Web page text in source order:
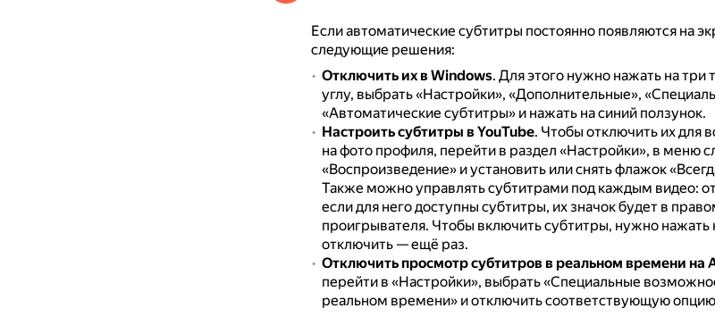
Если автоматические субтитры постоянно появляются на
следующие решения:
Отключить их в Windows. Для этого нужно нажать на три
углу, выбрать «Настройки», «Дополнительные»,
«Автоматические субтитры» и нажать на синий ползунок.
Настроить субтитры в YouTube. Чтобы отключить их для
на фото профиля, перейти в раздел «Настройки», в меню
«Воспроизведение» и установить или снять флажок
Также можно управлять субтитрами под каждым видео:
если для него доступны субтитры, их значок будет в
проигрывателя. Чтобы включить субтитры, нужно нажать
отключить — ещё раз.
Отключить просмотр субтитров в реальном времени на
перейти в «Настройки», выбрать «Специальные
реальном времени» и отключить соответствующую